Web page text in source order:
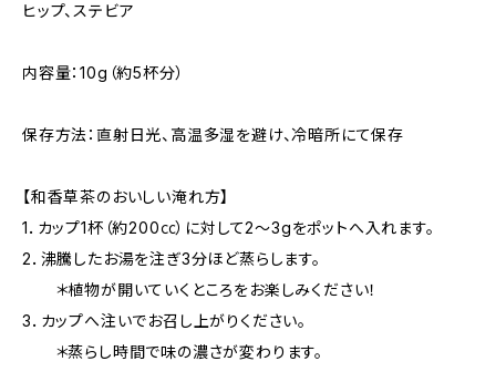
ヒップ、ステビア
内容量：10g（約5杯分）
保存方法：直射日光、高温多湿を避け、冷暗所にて保存
【和香草茶のおいしい淹れ方】
1．カップ1杯（約200㏄）に対して2～3gをポットへ入れます。
2．沸騰したお湯を注ぎ3分ほど蒸らします。
＊植物が開いていくところをお楽しみください！
3．カップへ注いでお召し上がりください。
＊蒸らし時間で味の濃さが変わります。